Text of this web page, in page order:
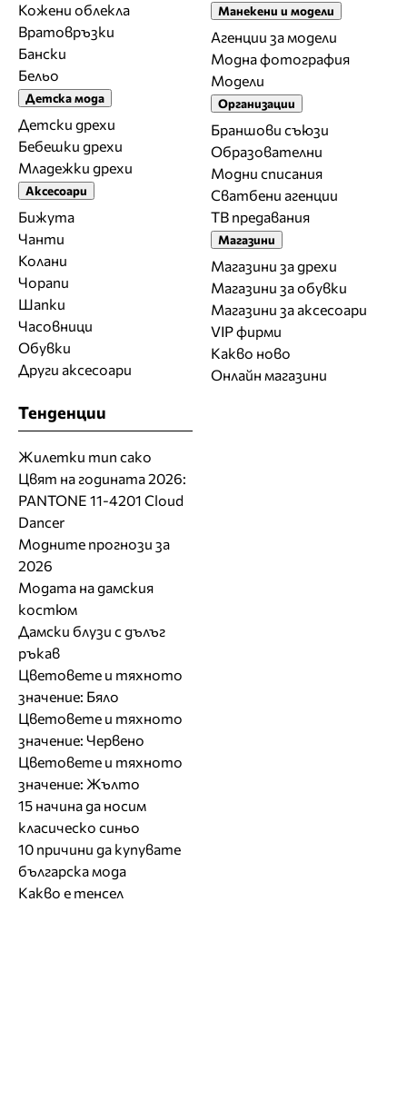
Кожени облекла
Вратовръзки
Бански
Бельо
Детска мода
Детски дрехи
Бебешки дрехи
Младежки дрехи
Аксесоари
Бижута
Чанти
Колани
Чорапи
Шапки
Часовници
Обувки
Други аксесоари
Манекени и модели
Агенции за модели
Модна фотография
Модели
Организации
Браншови съюзи
Образователни
Модни списания
Сватбени агенции
ТВ предавания
Магазини
Магазини за дрехи
Магазини за обувки
Магазини за aксесоари
VIP фирми
Какво ново
Онлайн магазини
Тенденции
Жилетки тип сако
Цвят на годината 2026:
PANTONE 11-4201 Cloud
Dancer
Модните прогнози за
2026
Модата на дамския
костюм
Дамски блузи с дълъг
ръкав
Цветовете и тяхното
значение: Бяло
Цветовете и тяхното
значение: Червено
Цветовете и тяхното
значение: Жълто
15 начина да носим
класическо синьо
10 причини да купувате
българска мода
Какво е тенсел